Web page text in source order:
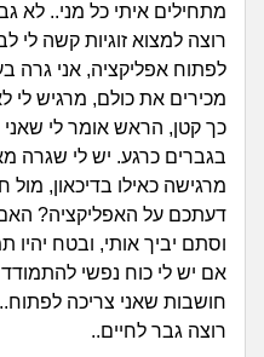
מתחילים איתי כל מני.. לא
רוצה למצוא זוגיות קשה לי
לפתוח אפליקציה, אני גרה
מכירים את כולם, מרגיש לי
כך קטן, הראש אומר לי
בגברים כרגע. יש לי שגרה
מרגישה כאילו בדיכאון,
דעתכם על האפליקציה? האם
וסתם יביך אותי, ובטח יהיו
אם יש לי כוח נפשי
חושבות שאני צריכה לפתוח..
רוצה גבר לחיים..